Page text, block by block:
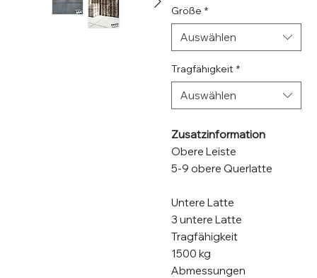
Größe *
Auswählen
Tragfähigkeit *
Auswählen
Zusatzinformation
Obere Leiste
5-9 obere Querlatte
Untere Latte
3 untere Latte
Tragfähigkeit
1500 kg
Abmessungen